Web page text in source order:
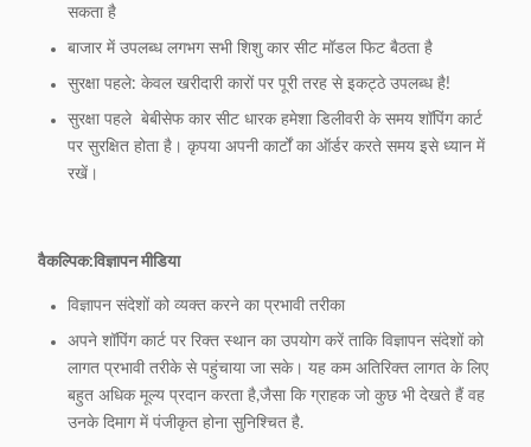
सकता है
बाजार में उपलब्ध लगभग सभी शिशु कार सीट मॉडल फिट बैठता है
सुरक्षा पहले: केवल खरीदारी कारों पर पूरी तरह से इकट्ठे उपलब्ध है!
सुरक्षा पहले ️ बेबीसेफ कार सीट धारक हमेशा डिलीवरी के समय शॉपिंग कार्ट
पर सुरक्षित होता है। कृपया अपनी कार्टों का ऑर्डर करते समय इसे ध्यान में
रखें।
वैकल्पिक:विज्ञापन मीडिया
विज्ञापन संदेशों को व्यक्त करने का प्रभावी तरीका
अपने शॉपिंग कार्ट पर रिक्त स्थान का उपयोग करें ताकि विज्ञापन संदेशों को
लागत प्रभावी तरीके से पहुंचाया जा सके। यह कम अतिरिक्त लागत के लिए
बहुत अधिक मूल्य प्रदान करता है,जैसा कि ग्राहक जो कुछ भी देखते हैं वह
उनके दिमाग में पंजीकृत होना सुनिश्चित है.